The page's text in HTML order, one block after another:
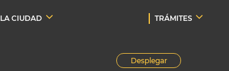
LA CIUDAD TRÁMITES
Desplegar